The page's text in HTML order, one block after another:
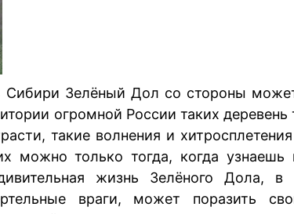
Сибири Зелёный Дол со стороны
огромной России таких деревень
такие волнения и
можно только тогда, когда
жизнь Зелёного Дола, в
враги, может поразить